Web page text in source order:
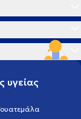
υγείας